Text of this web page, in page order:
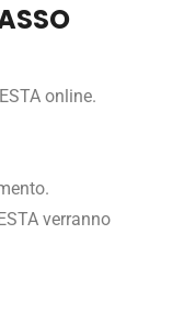
online.
verranno